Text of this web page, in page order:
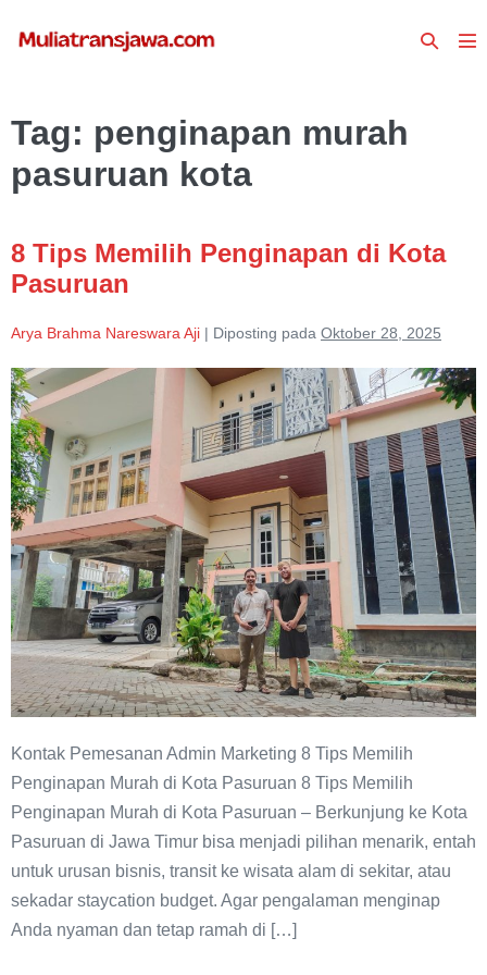
Toggle
Tag: penginapan murah
pasuruan kota
8 Tips Memilih Penginapan di Kota
Pasuruan
Arya Brahma Nareswara Aji | Diposting pada Oktober 28, 2025
8
Tips
Memilih
Penginapan
di
Kota
Pasuruan
Kontak Pemesanan Admin Marketing 8 Tips Memilih
Penginapan Murah di Kota Pasuruan 8 Tips Memilih
Penginapan Murah di Kota Pasuruan – Berkunjung ke Kota
Pasuruan di Jawa Timur bisa menjadi pilihan menarik, entah
untuk urusan bisnis, transit ke wisata alam di sekitar, atau
sekadar staycation budget. Agar pengalaman menginap
Anda nyaman dan tetap ramah di […]